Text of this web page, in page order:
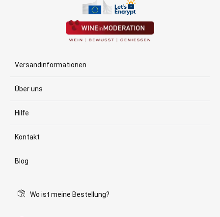
Versandinformationen
Über uns
Hilfe
Kontakt
Blog
Wo ist meine Bestellung?